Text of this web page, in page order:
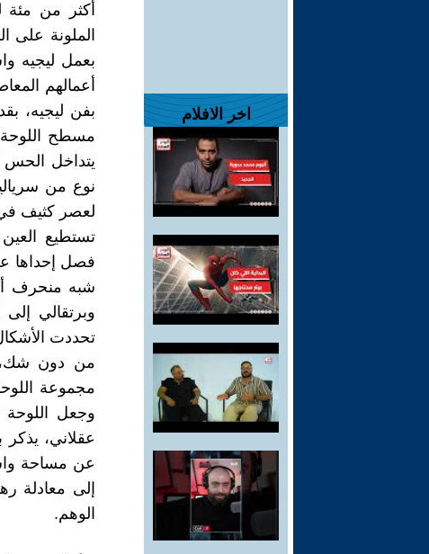
اخر الافلام
أكثر من مئة
الملونة على
بعمل ليجيه
أعمالهم
بفن ليجيه،
مسطح
يتداخل الحس
نوع من
لعصر كثيف
تستطيع
شبه منحرف
تحددت
من دون شك،
مجموعة
وجعل
عقلاني،
عن مساحة
إلى معادلة
الوهم.